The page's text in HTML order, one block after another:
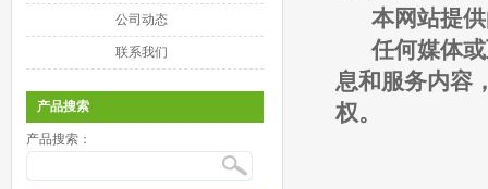
公司动态
联系我们
产品搜索
产品搜索：
本网站提供
任何媒体或
息和服务内容
权。